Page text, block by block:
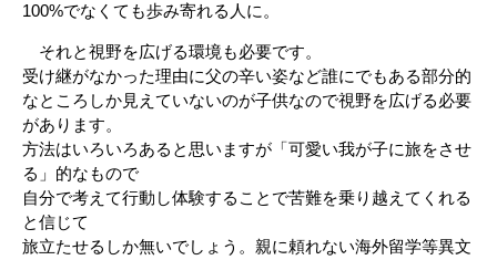
100%でなくても歩み寄れる人に。
それと視野を広げる環境も必要です。
受け継がなかった理由に父の辛い姿など誰にでもある部分的
なところしか見えていないのが子供なので視野を広げる必要
があります。
方法はいろいろあると思いますが「可愛い我が子に旅をさせ
る」的なもので
自分で考えて行動し体験することで苦難を乗り越えてくれる
と信じて
旅立たせるしか無いでしょう。親に頼れない海外留学等異文